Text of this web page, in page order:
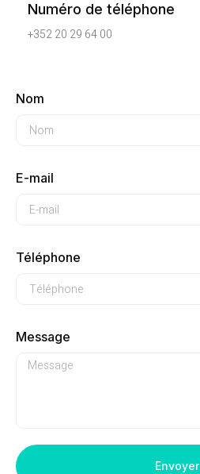
Nom
E-mail
Téléphone
Message
Envoyer
Numéro de téléphone
+352 20 29 64 00